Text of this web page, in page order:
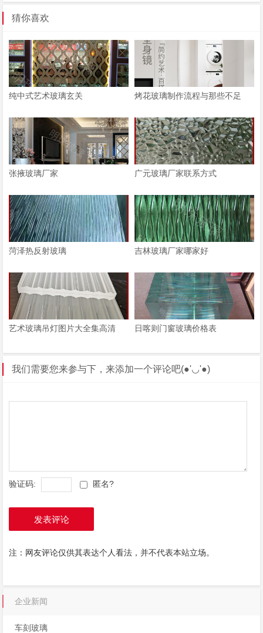
猜你喜欢
纯中式艺术玻璃玄关 烤花玻璃制作流程与那些不足
张掖玻璃厂家 广元玻璃厂家联系方式
菏泽热反射玻璃 吉林玻璃厂家哪家好
艺术玻璃吊灯图片大全集高清 日喀则门窗玻璃价格表
我们需要您来参与下，来添加一个评论吧(●'◡'●)
验证码: 匿名?
发表评论
注：网友评论仅供其表达个人看法，并不代表本站立场。
企业新闻
车刻玻璃